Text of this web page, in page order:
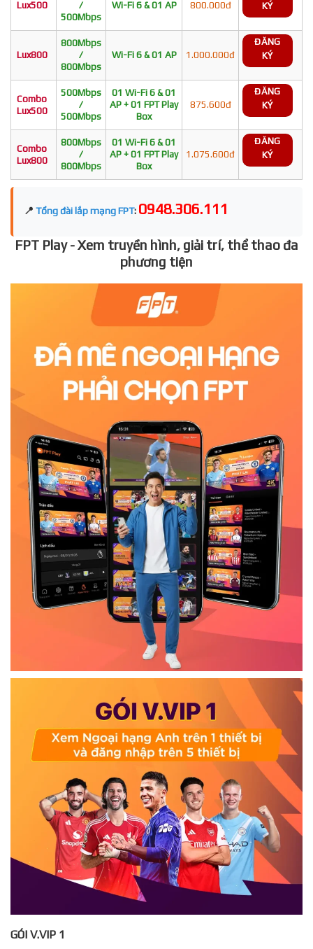
Lux500
/
500Mbps
Wi-Fi 6 & 01 AP 800.000đ KÝ
Lux800
800Mbps
/
800Mbps
Wi-Fi 6 & 01 AP 1.000.000đ
ĐĂNG
KÝ
Combo
Lux500
500Mbps
/
500Mbps
01 Wi-Fi 6 & 01
AP + 01 FPT Play
Box
875.600đ
ĐĂNG
KÝ
Combo
Lux800
800Mbps
/
800Mbps
01 Wi-Fi 6 & 01
AP + 01 FPT Play
Box
1.075.600đ
ĐĂNG
KÝ
📍 Tổng đài lắp mạng FPT: 0948.306.111
FPT Play - Xem truyền hình, giải trí, thể thao đa
phương tiện
GÓI V.VIP 1